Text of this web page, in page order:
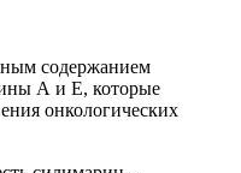
содержанием
А и Е, которые
онкологических